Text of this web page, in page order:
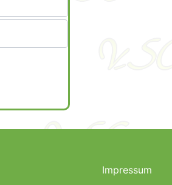
Impressum